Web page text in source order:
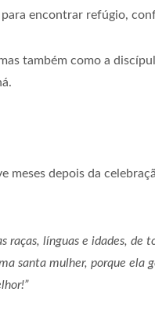
encontrar refúgio,
também como a
meses depois da
raças, línguas e idades,
santa mulher, porque ela